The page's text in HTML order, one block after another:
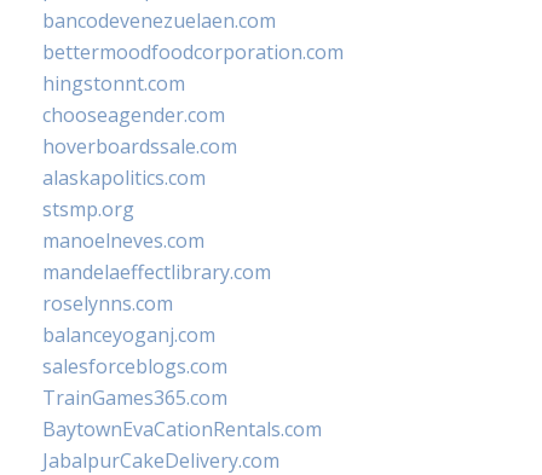
bancodevenezuelaen.com
bettermoodfoodcorporation.com
hingstonnt.com
chooseagender.com
hoverboardssale.com
alaskapolitics.com
stsmp.org
manoelneves.com
mandelaeffectlibrary.com
roselynns.com
balanceyoganj.com
salesforceblogs.com
TrainGames365.com
BaytownEvaCationRentals.com
JabalpurCakeDelivery.com